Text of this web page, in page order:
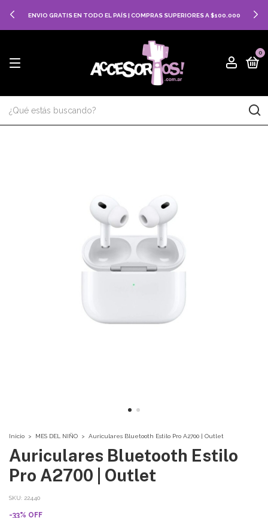
ENVIO GRATIS EN TODO EL PAÍS | COMPRAS SUPERIORES A $100.000
0
Inicio > MES DEL NIÑO > Auriculares Bluetooth Estilo Pro A2700 | Outlet
Auriculares Bluetooth Estilo
Pro A2700 | Outlet
SKU: 22440
-33% OFF